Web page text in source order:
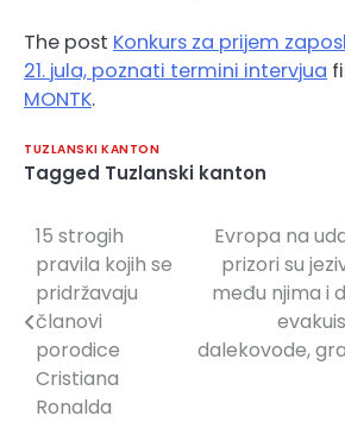
The post Konkurs za prijem
21. jula, poznati termini intervjua
MONTK.
TUZLANSKI KANTON
Tagged Tuzlanski kanton
Navigacija
članaka
15 strogih
pravila kojih se
pridržavaju
članovi
porodice
Cristiana
Ronalda
Evropa na
prizori su
među njima i
dalekovode,